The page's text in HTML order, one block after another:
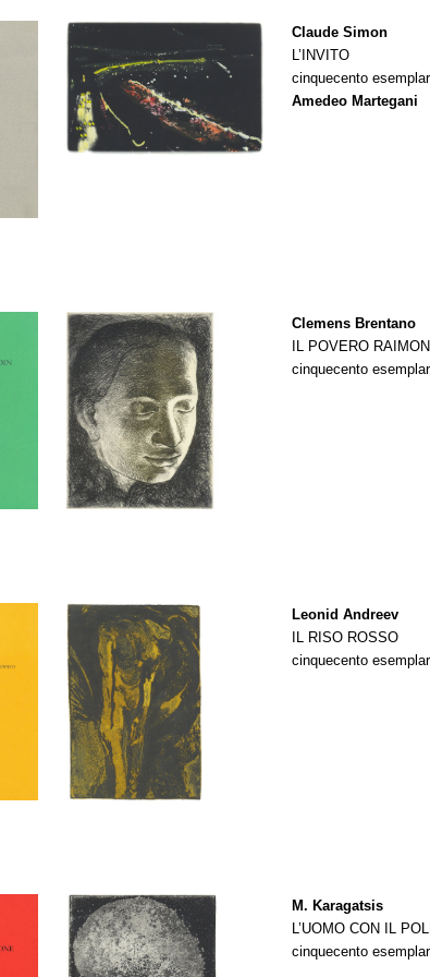
Claude Simon
L’INVITO
cinquecento
Amedeo Martegani
Clemens Brentano
IL POVERO
cinquecento
Leonid Andreev
IL RISO ROSSO
cinquecento
M. Karagatsis
L’UOMO CON IL
cinquecento